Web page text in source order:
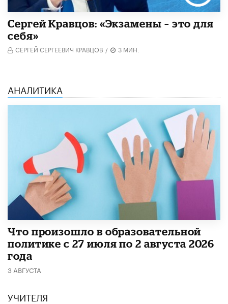
Сергей Кравцов: «Экзамены – это для
себя»
СЕРГЕЙ СЕРГЕЕВИЧ КРАВЦОВ / 3 МИН.
АНАЛИТИКА
​Что произошло в образовательной
политике с 27 июля по 2 августа 2026
года
3 АВГУСТА
УЧИТЕЛЯ